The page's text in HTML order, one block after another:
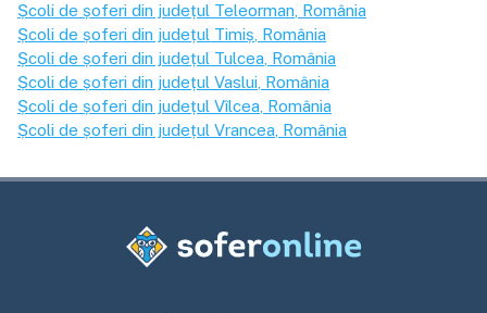
Școli de șoferi din județul Teleorman , România
Școli de șoferi din județul Timiș , România
Școli de șoferi din județul Tulcea , România
Școli de șoferi din județul Vaslui , România
Școli de șoferi din județul Vîlcea , România
Școli de șoferi din județul Vrancea , România